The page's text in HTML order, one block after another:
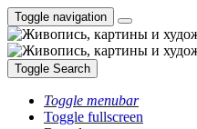
Toggle navigation
Toggle Search
Toggle menubar
Toggle fullscreen